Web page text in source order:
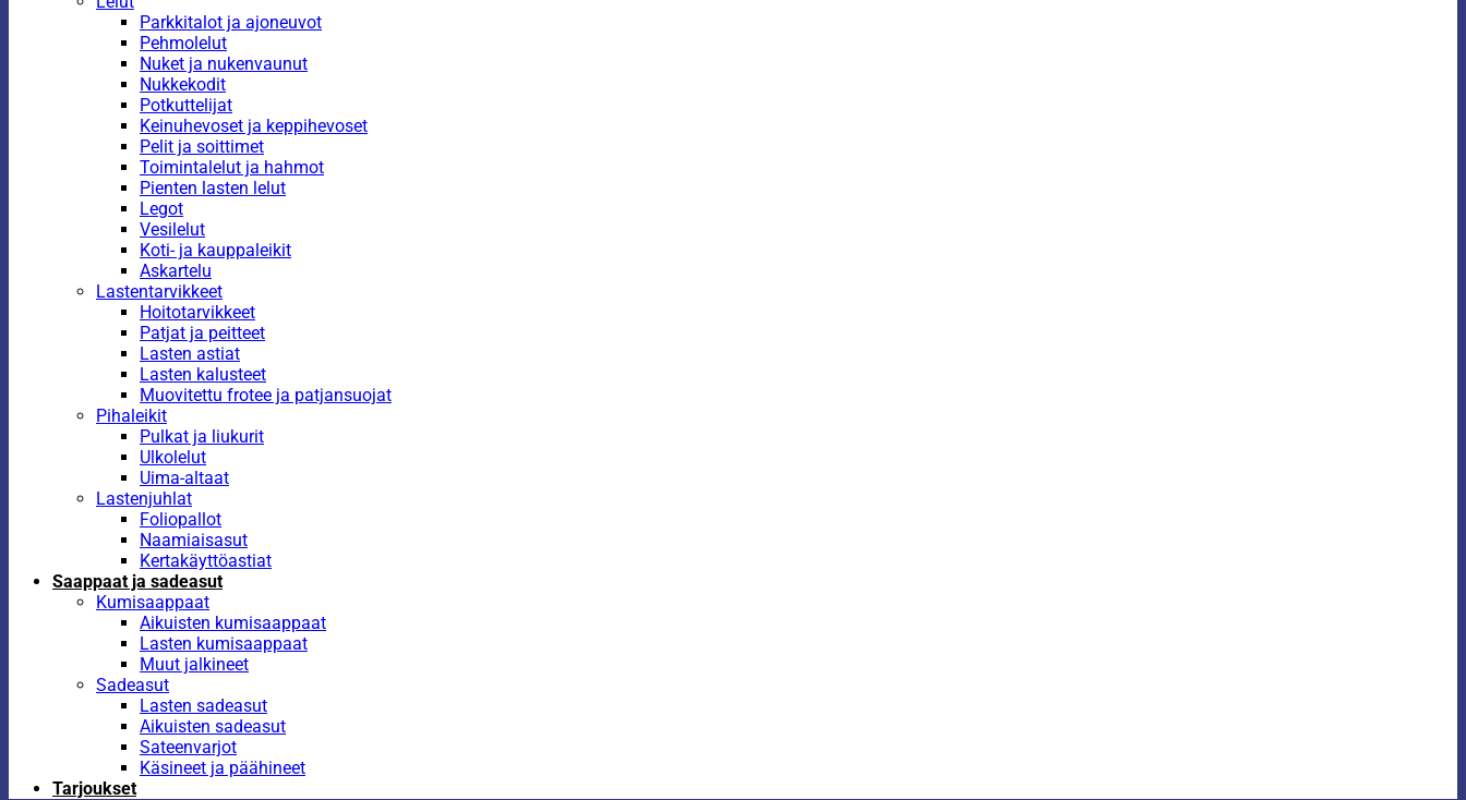
Parkkitalot ja ajoneuvot
Pehmolelut
Nuket ja nukenvaunut
Nukkekodit
Potkuttelijat
Keinuhevoset ja keppihevoset
Pelit ja soittimet
Toimintalelut ja hahmot
Pienten lasten lelut
Legot
Vesilelut
Koti- ja kauppaleikit
Askartelu
Lastentarvikkeet
Hoitotarvikkeet
Patjat ja peitteet
Lasten astiat
Lasten kalusteet
Muovitettu frotee ja patjansuojat
Pihaleikit
Pulkat ja liukurit
Ulkolelut
Uima-altaat
Lastenjuhlat
Foliopallot
Naamiaisasut
Kertakäyttöastiat
Saappaat ja sadeasut
Kumisaappaat
Aikuisten kumisaappaat
Lasten kumisaappaat
Muut jalkineet
Sadeasut
Lasten sadeasut
Aikuisten sadeasut
Sateenvarjot
Käsineet ja päähineet
Tarjoukset